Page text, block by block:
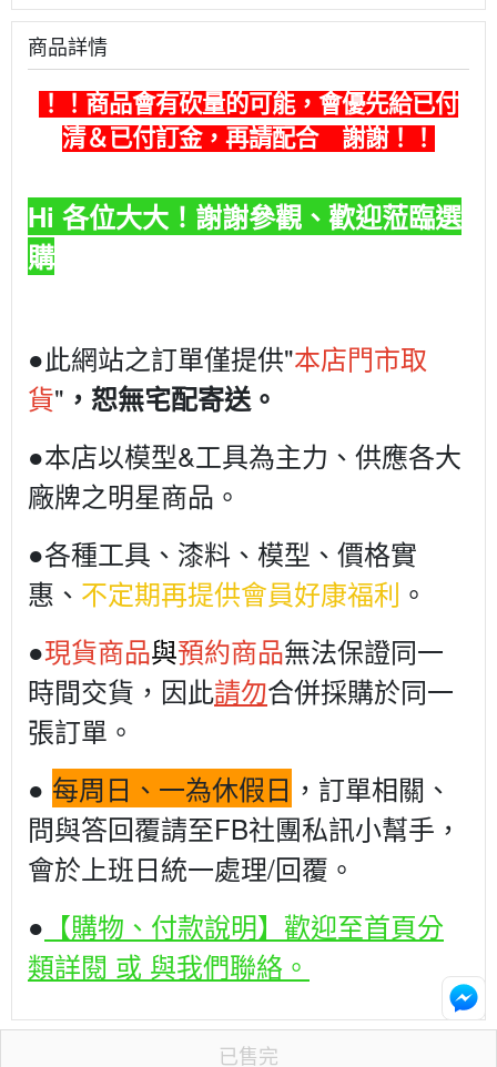
商品詳情
！！商品會有砍量的可能，會優先給已付
清＆已付訂金，再請配合 謝謝！！
Hi 各位大大！謝謝參觀、歡迎蒞臨選
購
●此網站之訂單僅提供"本店門市取
貨" ，恕無宅配寄送。
●本店以模型&工具為主力、供應各大
廠牌之明星商品。
●各種工具、漆料、模型、價格實
惠、 不定期再提供會員好康福利 。
●現貨商品與預約商品無法保證同一
時間交貨，因此請勿合併採購於同一
張訂單。
● 每周日、一為休假日 ，訂單相關、
問與答回覆請至FB社團私訊小幫手，
會於上班日統一處理/回覆。
● 【購物、付款說明】歡迎至首頁分
類詳閱 或 與我們聯絡。
已售完